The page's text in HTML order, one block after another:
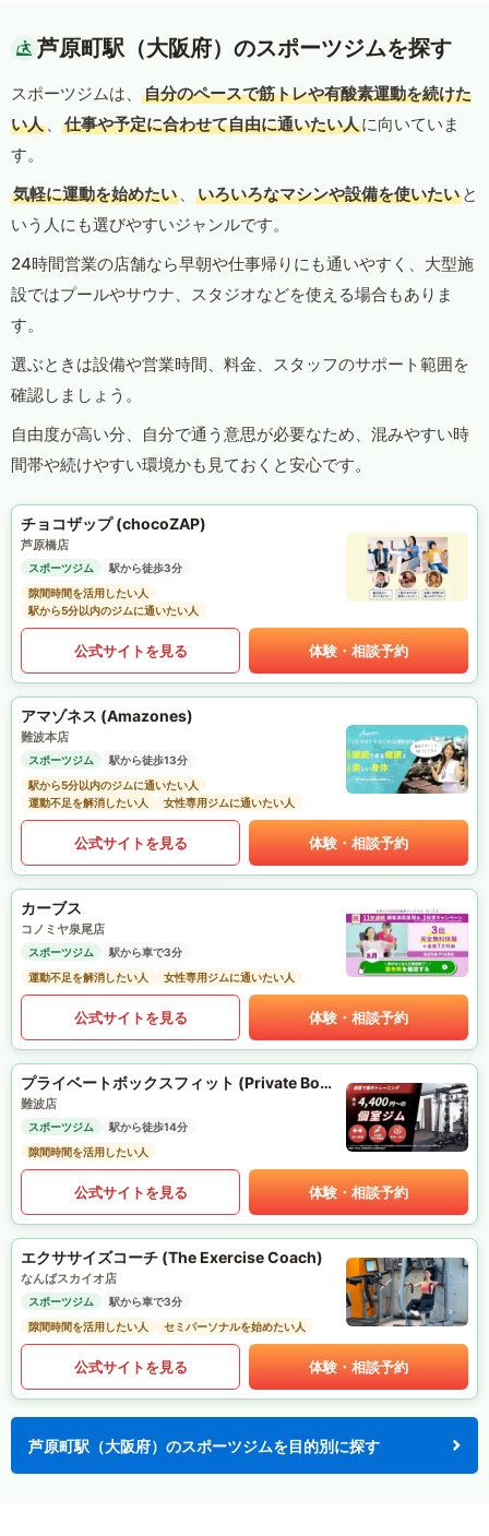
芦原町駅（大阪府）のスポーツジムを探す
スポーツジムは、
自分のペースで筋トレや有酸素運動を続けた
い人 、 仕事や予定に合わせて自由に通いたい人に向いていま
す。
気軽に運動を始めたい 、 いろいろなマシンや設備を使いたい と
いう人にも選びやすいジャンルです。
24時間営業の店舗なら早朝や仕事帰りにも通いやすく、大型施
設ではプールやサウナ、スタジオなどを使える場合もありま
す。
選ぶときは設備や営業時間、料金、スタッフのサポート範囲を
確認しましょう。
自由度が高い分、自分で通う意思が必要なため、混みやすい時
間帯や続けやすい環境かも見ておくと安心です。
チョコザップ (chocoZAP)
芦原橋店
スポーツジム
駅から徒歩3分
隙間時間を活用したい人
駅から5分以内のジムに通いたい人
公式サイトを見る 体験・相談予約
アマゾネス (Amazones)
難波本店
スポーツジム
駅から徒歩13分
駅から5分以内のジムに通いたい人
運動不足を解消したい人
女性専用ジムに通いたい人
公式サイトを見る 体験・相談予約
カーブス
コノミヤ泉尾店
スポーツジム
駅から車で3分
運動不足を解消したい人
女性専用ジムに通いたい人
公式サイトを見る 体験・相談予約
プライベートボックスフィット (Private Box Fit)
難波店
スポーツジム
駅から徒歩14分
隙間時間を活用したい人
公式サイトを見る 体験・相談予約
エクササイズコーチ (The Exercise Coach)
なんばスカイオ店
スポーツジム
駅から車で3分
隙間時間を活用したい人
セミパーソナルを始めたい人
公式サイトを見る 体験・相談予約
芦原町駅（大阪府）のスポーツジムを目的別に探す